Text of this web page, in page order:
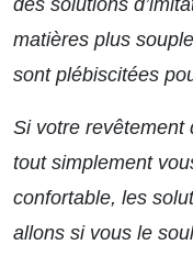
des solutions
matières plus
sont plébiscitées
Si votre revêtement
tout simplement
confortable, les
allons si vous le